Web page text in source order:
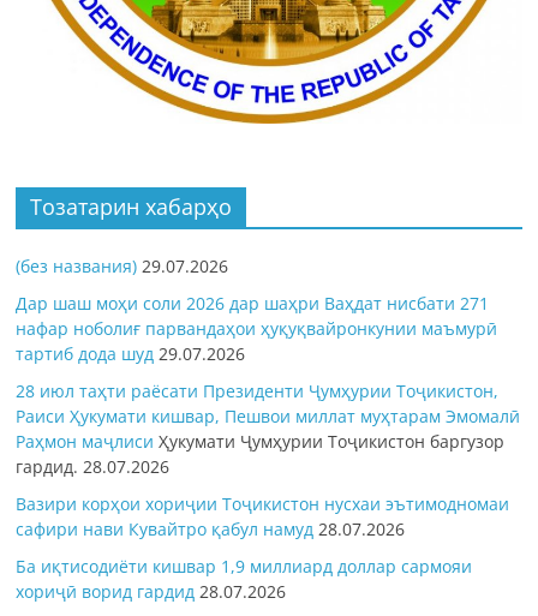
Тозатарин хабарҳо
(без названия) 29.07.2026
Дар шаш моҳи соли 2026 дар шаҳри Ваҳдат нисбати 271
нафар ноболиғ парвандаҳои ҳуқуқвайронкунии маъмурӣ
тартиб дода шуд 29.07.2026
28 июл таҳти раёсати Президенти Ҷумҳурии Тоҷикистон,
Раиси Ҳукумати кишвар, Пешвои миллат муҳтарам Эмомалӣ
Раҳмон маҷлисиҲукумати Ҷумҳурии Тоҷикистон баргузор
гардид.28.07.2026
Вазири корҳои хориҷии Тоҷикистон нусхаи эътимодномаи
сафири нави Кувайтро қабул намуд 28.07.2026
Ба иқтисодиёти кишвар 1,9 миллиард доллар сармояи
хориҷӣ ворид гардид 28.07.2026